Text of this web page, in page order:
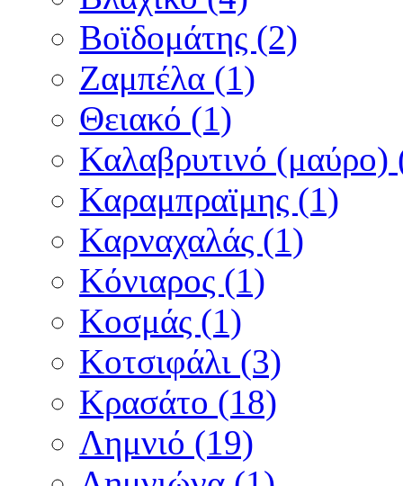
Βοϊδομάτης (2)
Ζαμπέλα (1)
Θειακό (1)
Καλαβρυτινό (μαύρο)
Καραμπραϊμης (1)
Καρναχαλάς (1)
Κόνιαρος (1)
Κοσμάς (1)
Κοτσιφάλι (3)
Κρασάτο (18)
Λημνιό (19)